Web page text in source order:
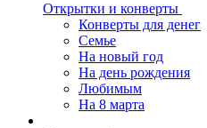
Открытки и конверты
Конверты для денег
Семье
На новый год
На день рождения
Любимым
На 8 марта